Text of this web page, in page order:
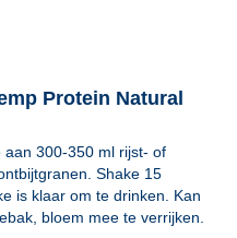
Protein Natural
300-350 ml rijst- of
Shake 15
is klaar om te drinken. Kan
bloem mee te verrijken.